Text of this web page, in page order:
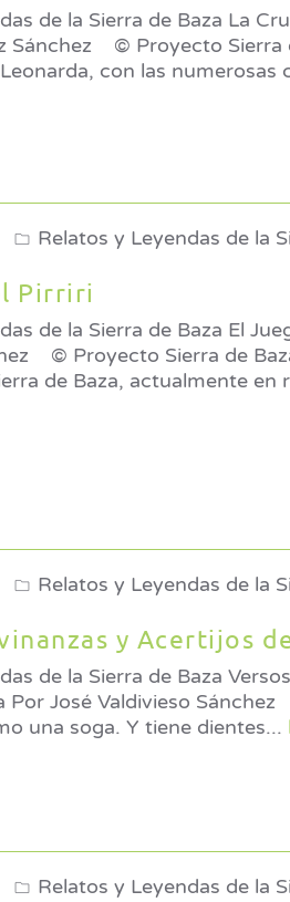
de la Sierra de Baza La Cruz de
BazaDetalle de la piedra
con las numerosas
Relatos y Leyendas de la
Pirriri
de la Sierra de Baza El Juego del
molino
de Baza, actualmente en
Relatos y Leyendas de la
y Acertijos
de la Sierra de Baza
una soga. Y tiene dientes...
Relatos y Leyendas de la